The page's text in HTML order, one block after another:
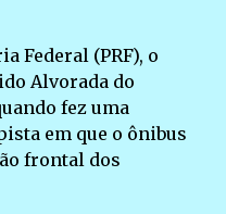
Federal (PRF), o
Alvorada do
fez uma
em que o ônibus
frontal dos